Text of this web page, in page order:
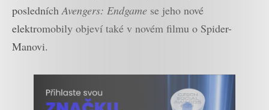
posledních Avengers: Endgame se jeho nové
elektromobily objeví také v novém filmu o Spider-
Manovi.